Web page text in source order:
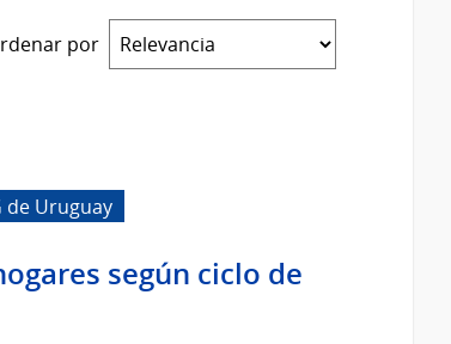
por
de Uruguay
según ciclo de